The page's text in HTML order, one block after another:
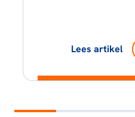
Lees artikel